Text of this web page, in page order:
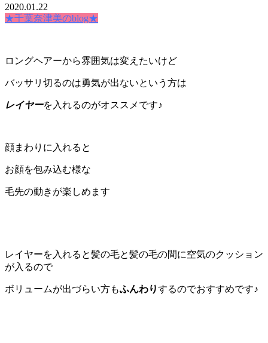
2020.01.22
★千葉奈津美のblog★
ロングヘアーから雰囲気は変えたいけど
バッサリ切るのは勇気が出ないという方は
レイヤーを入れるのがオススメです♪
顔まわりに入れると
お顔を包み込む様な
毛先の動きが楽しめます
レイヤーを入れると髪の毛と髪の毛の間に空気のクッション
が入るので
ボリュームが出づらい方もふんわりするのでおすすめです♪